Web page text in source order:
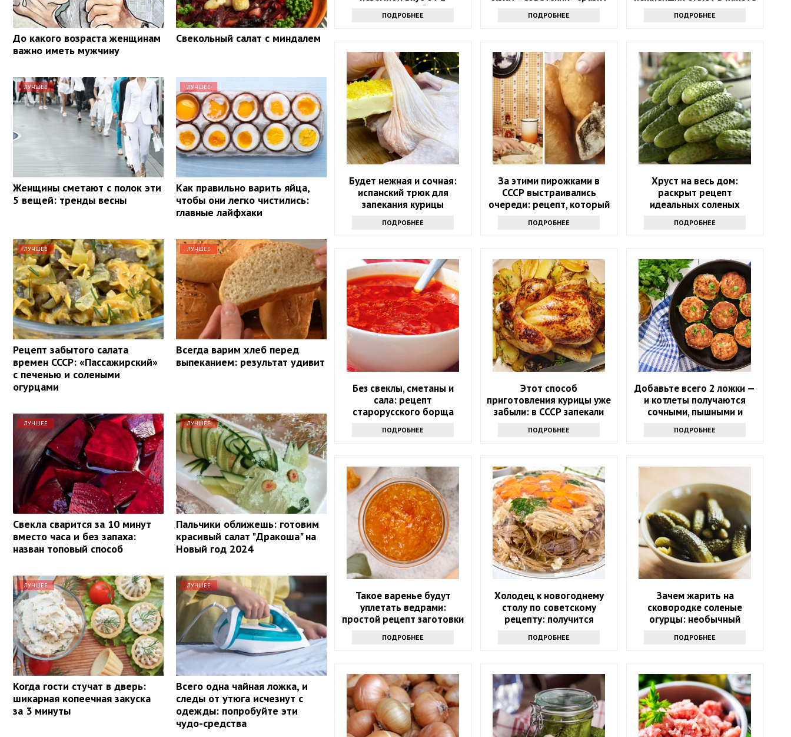
До какого возраста женщинам
важно иметь мужчину
Свекольный салат с миндалем
ЛУЧШЕЕ
Женщины сметают с полок эти
5 вещей: тренды весны
ЛУЧШЕЕ
Как правильно варить яйца,
чтобы они легко чистились:
главные лайфхаки
ЛУЧШЕЕ
Рецепт забытого салата
времен СССР: «Пассажирский»
с печенью и солеными
огурцами
ЛУЧШЕЕ
Всегда варим хлеб перед
выпеканием: результат удивит
ЛУЧШЕЕ
Свекла сварится за 10 минут
вместо часа и без запаха:
назван топовый способ
ЛУЧШЕЕ
Пальчики оближешь: готовим
красивый салат "Дракоша" на
Новый год 2024
ЛУЧШЕЕ
Когда гости стучат в дверь:
шикарная копеечная закуска
за 3 минуты
ЛУЧШЕЕ
Всего одна чайная ложка, и
следы от утюга исчезнут с
одежды: попробуйте эти
чудо-средства
секретных добавок
ПОДРОБНЕЕ ПОДРОБНЕЕ ПОДРОБНЕЕ
Будет нежная и сочная:
испанский трюк для
запекания курицы
ПОДРОБНЕЕ
За этими пирожками в
СССР выстраивались
очереди: рецепт, который
дома
ПОДРОБНЕЕ
Хруст на весь дом:
раскрыт рецепт
идеальных соленых
ПОДРОБНЕЕ
Без свеклы, сметаны и
сала: рецепт
старорусского борща
равнодушным
ПОДРОБНЕЕ
Этот способ
приготовления курицы уже
забыли: в СССР запекали
вкуснее, чем на гриле
ПОДРОБНЕЕ
Добавьте всего 2 ложки —
и котлеты получаются
сочными, пышными и
вкусными: кулинарный
секрет
ПОДРОБНЕЕ
Такое варенье будут
уплетать ведрами:
простой рецепт заготовки
ПОДРОБНЕЕ
Холодец к новогоднему
столу по советскому
рецепту: получится
младенца
ПОДРОБНЕЕ
Зачем жарить на
сковородке соленые
огурцы: необычный
повторять каждый день
ПОДРОБНЕЕ